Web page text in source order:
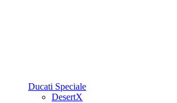
Ducati Speciale
DesertX